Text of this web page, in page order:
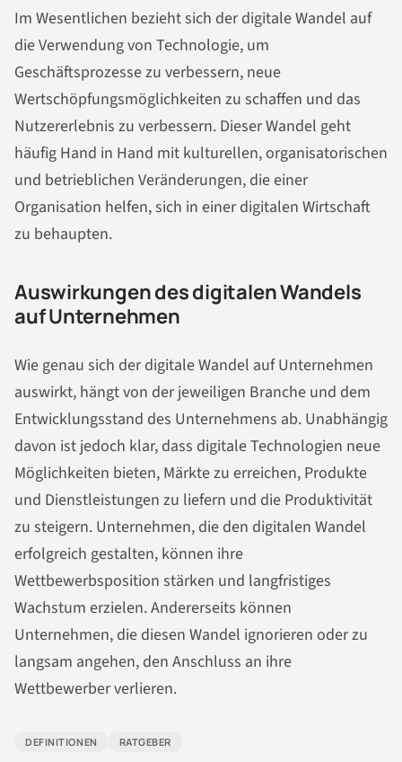
Im Wesentlichen bezieht sich der digitale Wandel auf
die Verwendung von Technologie, um
Geschäftsprozesse zu verbessern, neue
Wertschöpfungsmöglichkeiten zu schaffen und das
Nutzererlebnis zu verbessern. Dieser Wandel geht
häufig Hand in Hand mit kulturellen, organisatorischen
und betrieblichen Veränderungen, die einer
Organisation helfen, sich in einer digitalen Wirtschaft
zu behaupten.
Auswirkungen des digitalen Wandels
auf Unternehmen
Wie genau sich der digitale Wandel auf Unternehmen
auswirkt, hängt von der jeweiligen Branche und dem
Entwicklungsstand des Unternehmens ab. Unabhängig
davon ist jedoch klar, dass digitale Technologien neue
Möglichkeiten bieten, Märkte zu erreichen, Produkte
und Dienstleistungen zu liefern und die Produktivität
zu steigern. Unternehmen, die den digitalen Wandel
erfolgreich gestalten, können ihre
Wettbewerbsposition stärken und langfristiges
Wachstum erzielen. Andererseits können
Unternehmen, die diesen Wandel ignorieren oder zu
langsam angehen, den Anschluss an ihre
Wettbewerber verlieren.
DEFINITIONEN RATGEBER